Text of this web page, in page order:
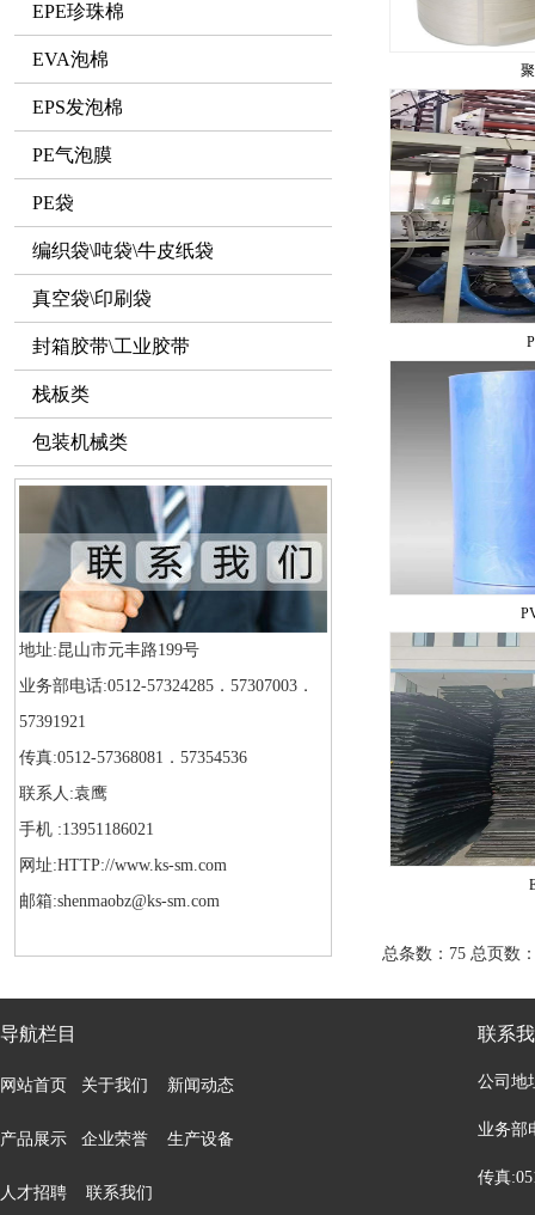
EPE珍珠棉
EVA泡棉
EPS发泡棉
PE气泡膜
PE袋
编织袋\吨袋\牛皮纸袋
真空袋\印刷袋
封箱胶带\工业胶带
栈板类
包装机械类
地址:昆山市元丰路199号
业务部电话:0512-57324285．57307003．
57391921
传真:0512-57368081．57354536
联系人:袁鹰
手机 :13951186021
网址:HTTP://www.ks-sm.com
邮箱:shenmaobz@ks-sm.com
总条数：75 总页数
导航栏目
网站首页 关于我们 新闻动态
产品展示 企业荣誉 生产设备
人才招聘 联系我们
联系
公司地
业务部
传真